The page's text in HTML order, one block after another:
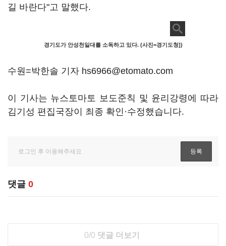
길 바란다"고 말했다.
경기도가 안성천일대를 소독하고 있다. (사진=경기도청])
수원=박한솔 기자 hs6966@etomato.com
이 기사는 뉴스토마토 보도준칙 및 윤리강령에 따라
김기성 편집국장이 최종 확인·수정했습니다.
댓글 0
0/0 댓글 더보기